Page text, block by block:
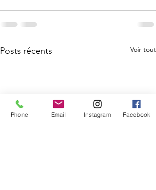
Posts récents Voir tout
Phone Email Instagram Facebook